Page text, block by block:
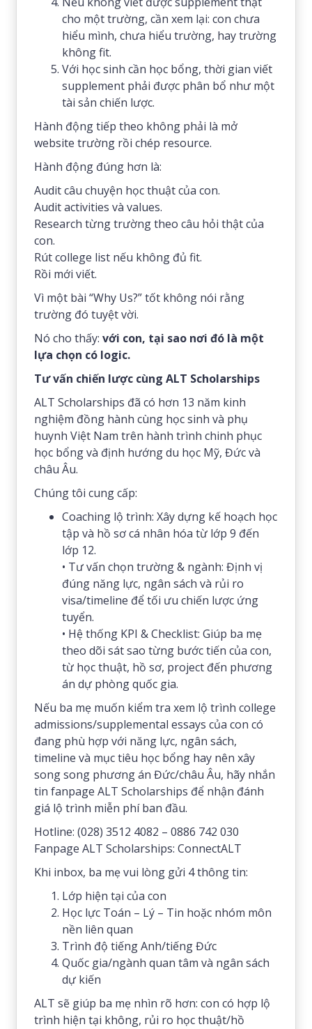
cho một trường, cần xem lại: con chưa
hiểu mình, chưa hiểu trường, hay trường
không fit.
Với học sinh cần học bổng, thời gian viết
supplement phải được phân bổ như một
tài sản chiến lược.
Hành động tiếp theo không phải là mở
website trường rồi chép resource.
Hành động đúng hơn là:
Audit câu chuyện học thuật của con.
Audit activities và values.
Research từng trường theo câu hỏi thật của
con.
Rút college list nếu không đủ fit.
Rồi mới viết.
Vì một bài “Why Us?” tốt không nói rằng
trường đó tuyệt vời.
Nó cho thấy:với con, tại sao nơi đó là một
lựa chọn có logic.
Tư vấn chiến lược cùng ALT Scholarships
ALT Scholarships đã có hơn 13 năm kinh
nghiệm đồng hành cùng học sinh và phụ
huynh Việt Nam trên hành trình chinh phục
học bổng và định hướng du học Mỹ, Đức và
châu Âu.
Chúng tôi cung cấp:
Coaching lộ trình: Xây dựng kế hoạch học
tập và hồ sơ cá nhân hóa từ lớp 9 đến
lớp 12.
• Tư vấn chọn trường & ngành: Định vị
đúng năng lực, ngân sách và rủi ro
visa/timeline để tối ưu chiến lược ứng
tuyển.
• Hệ thống KPI & Checklist: Giúp ba mẹ
theo dõi sát sao từng bước tiến của con,
từ học thuật, hồ sơ, project đến phương
án dự phòng quốc gia.
Nếu ba mẹ muốn kiểm tra xem lộ trình college
admissions/supplemental essays của con có
đang phù hợp với năng lực, ngân sách,
timeline và mục tiêu học bổng hay nên xây
song song phương án Đức/châu Âu, hãy nhắn
tin fanpage ALT Scholarships để nhận đánh
giá lộ trình miễn phí ban đầu.
Hotline: (028) 3512 4082 – 0886 742 030
Fanpage ALT Scholarships: ConnectALT
Khi inbox, ba mẹ vui lòng gửi 4 thông tin:
Lớp hiện tại của con
Học lực Toán – Lý – Tin hoặc nhóm môn
nền liên quan
Trình độ tiếng Anh/tiếng Đức
Quốc gia/ngành quan tâm và ngân sách
dự kiến
ALT sẽ giúp ba mẹ nhìn rõ hơn: con có hợp lộ
trình hiện tại không, rủi ro học thuật/hồ